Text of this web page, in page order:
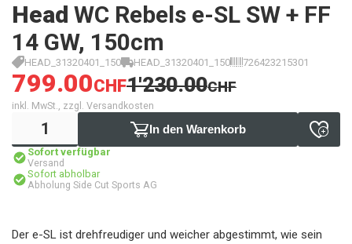
Head WC Rebels e-SL SW + FF
14 GW, 150cm
HEAD_31320401_150 HEAD_31320401_150 726423215301
799.00CHF1'230.00CHF
inkl. MwSt., zzgl. Versandkosten
In den Warenkorb
Sofort verfügbar
Versand
Sofort abholbar
Abholung Side Cut Sports AG
Der e-SL ist drehfreudiger und weicher abgestimmt, wie sein